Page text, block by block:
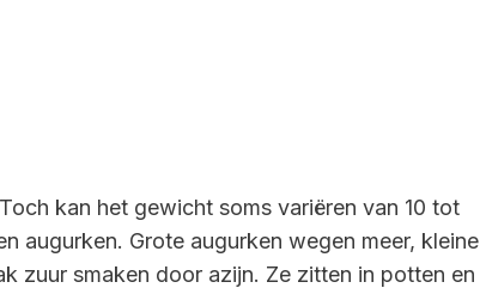
kan het gewicht soms variëren van 10 tot
augurken. Grote augurken wegen meer, kleine
zuur smaken door azijn. Ze zitten in potten en